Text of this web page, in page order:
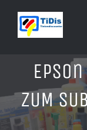
Inhalt
ZUM